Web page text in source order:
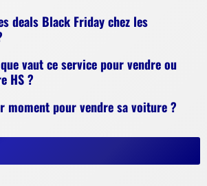
deals Black Friday chez les
vaut ce service pour vendre ou
HS ?
moment pour vendre sa voiture ?